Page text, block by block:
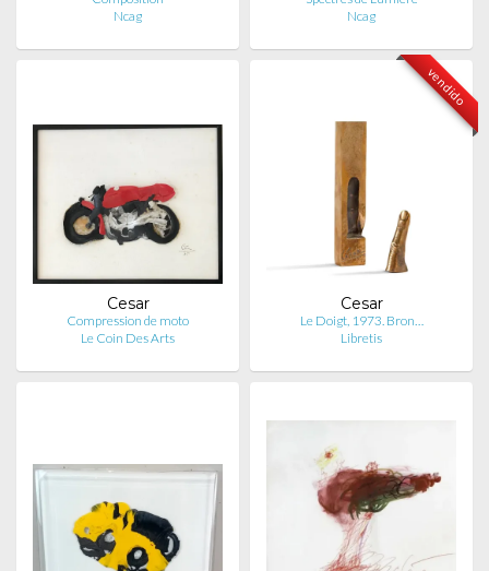
Ncag
Ncag
Cesar
Compression de moto
Le Coin Des Arts
vendido
Cesar
Le Doigt, 1973. Bron…
Libretis